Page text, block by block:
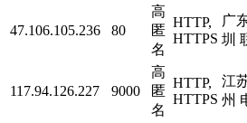
47.106.105.236 80
高
匿
名
HTTP,
HTTPS
广
圳
117.94.126.227 9000
高
匿
名
HTTP,
HTTPS
江
州